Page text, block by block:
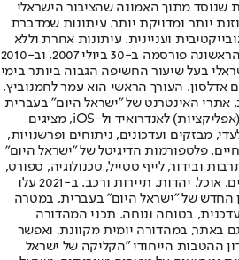
שנוסד מתוך האמונה שהציבור הישראלי
יותר ומדויקת יותר. עיתונות שמדברת
ועניינית. עיתונות אחרת וללא
תשלום. המהדורה המודפסת הראשונה פורסמה ב-30 ביולי 2007, וב-2010
בעל שיעור החשיפה הגבוה ביותר בימי
אדלסון. העורך הראשי הוא עמר לחמנוביץ,
אתרי האינטרנט של "ישראל היום" בעברית
ובאנגלית, כמו כן היישומונים (אפליקציות) לאנדרואיד ול-iOS, מציגים
מבזקים ועדכונים, ניתוחים ופרשנויות,
פלטפורמות הדיגיטל של "ישראל היום"
ובידור, לייף סטייל, טכנולוגיה, ספורט,
כלכלה וצרכנות, בריאות, חיילים, אוכל, יהדות, תיירות ורכב. ב-2021 עלו
החדש של "ישראל היום" בעברית, במטרה
בטוחה ונוחה. תכני המהדורה
באתר, במהדורה יומית מקוונת, ואפשר
ההטבות הייחודי "הקליקה של ישראל